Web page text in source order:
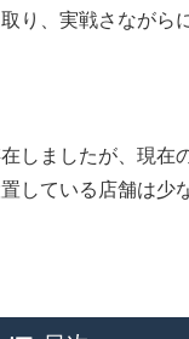
り、実戦さながら
しましたが、現在
している店舗は少